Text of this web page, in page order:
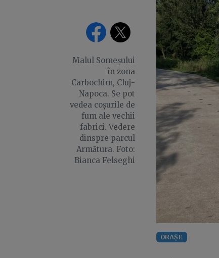
Malul Someșului
în zona
Carbochim, Cluj-
Napoca. Se pot
vedea coșurile de
fum ale vechii
fabrici. Vedere
dinspre parcul
Armătura. Foto:
Bianca Felseghi
ORAȘE